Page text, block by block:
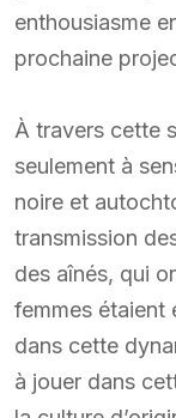
enthousiasme
prochaine
À travers cette
seulement à
noire et
transmission
des aînés, qui
femmes étaient
dans cette
à jouer dans